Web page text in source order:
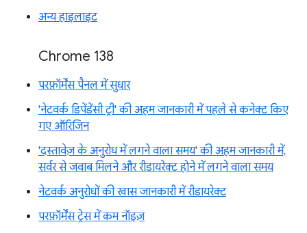
अन्य हाइलाइट
Chrome 138
परफ़ॉर्मेंस पैनल में सुधार
'नेटवर्क डिपेंडेंसी ट्री' की अहम जानकारी में पहले से कनेक्ट किए
गए ऑरिजिन
'दस्तावेज़ के अनुरोध में लगने वाला समय' की अहम जानकारी में,
सर्वर से जवाब मिलने और रीडायरेक्ट होने में लगने वाला समय
नेटवर्क अनुरोधों की खास जानकारी में रीडायरेक्ट
परफ़ॉर्मेंस ट्रेस में कम नॉइज़